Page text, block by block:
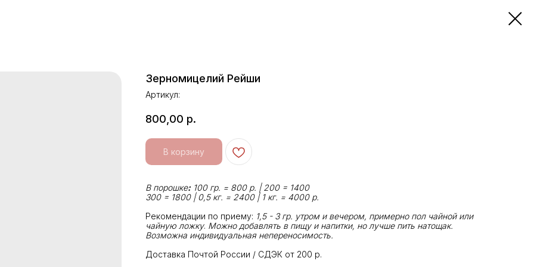
Зерномицелий Рейши
Артикул:
800,00 р.
В корзину
В порошке: 100 гр. = 800 р. | 200 = 1400
300 = 1800 | 0,5 кг. = 2400 | 1 кг. = 4000 р.
Рекомендации по приему: 1,5 - 3 гр. утром и вечером, примерно пол чайной или
чайную ложку. Можно добавлять в пищу и напитки, но лучше пить натощак.
Возможна индивидуальная непереносимость.
Доставка Почтой России / СДЭК от 200 р.